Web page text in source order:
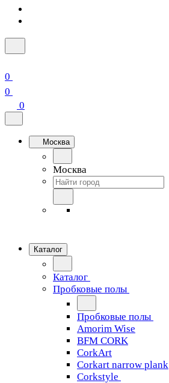
0
0
0
Москва
Москва
Каталог
Каталог
Пробковые полы
Пробковые полы
Amorim Wise
BFM CORK
CorkArt
Corkart narrow plank
Corkstyle